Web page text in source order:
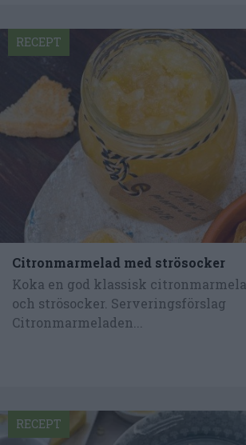
Citronmarmelad med strösocker
Koka en god klassisk
och strösocker. Serveringsförslag
Citronmarmeladen...
RECEPT
RECEPT